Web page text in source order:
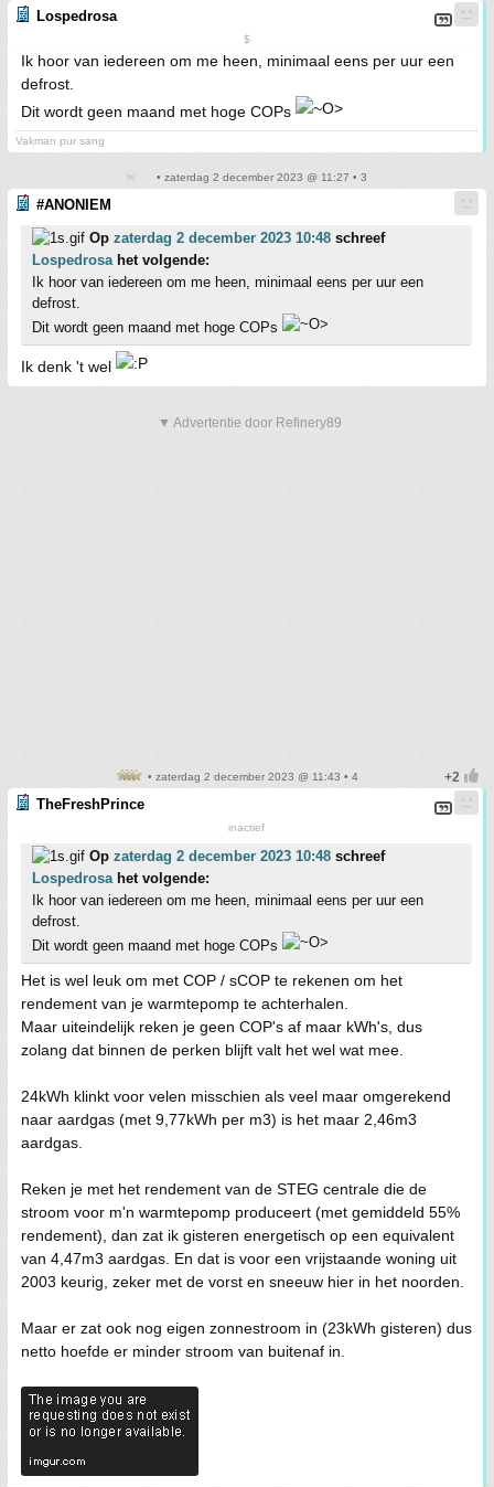
Lospedrosa
$
Ik hoor van iedereen om me heen, minimaal eens per uur een
defrost.
Dit wordt geen maand met hoge COPs
Vakman pur sang
• zaterdag 2 december 2023 @ 11:27 • 3
#ANONIEM
Op zaterdag 2 december 2023 10:48 schreef
Lospedrosahet volgende:
Ik hoor van iedereen om me heen, minimaal eens per uur een
defrost.
Dit wordt geen maand met hoge COPs
Ik denk 't wel
▼ Advertentie door Refinery89
• zaterdag 2 december 2023 @ 11:43 • 4
TheFreshPrince
inactief
Op zaterdag 2 december 2023 10:48 schreef
Lospedrosahet volgende:
Ik hoor van iedereen om me heen, minimaal eens per uur een
defrost.
Dit wordt geen maand met hoge COPs
Het is wel leuk om met COP / sCOP te rekenen om het
rendement van je warmtepomp te achterhalen.
Maar uiteindelijk reken je geen COP's af maar kWh's, dus
zolang dat binnen de perken blijft valt het wel wat mee.
24kWh klinkt voor velen misschien als veel maar omgerekend
naar aardgas (met 9,77kWh per m3) is het maar 2,46m3
aardgas.
Reken je met het rendement van de STEG centrale die de
stroom voor m'n warmtepomp produceert (met gemiddeld 55%
rendement), dan zat ik gisteren energetisch op een equivalent
van 4,47m3 aardgas. En dat is voor een vrijstaande woning uit
2003 keurig, zeker met de vorst en sneeuw hier in het noorden.
Maar er zat ook nog eigen zonnestroom in (23kWh gisteren) dus
netto hoefde er minder stroom van buitenaf in.